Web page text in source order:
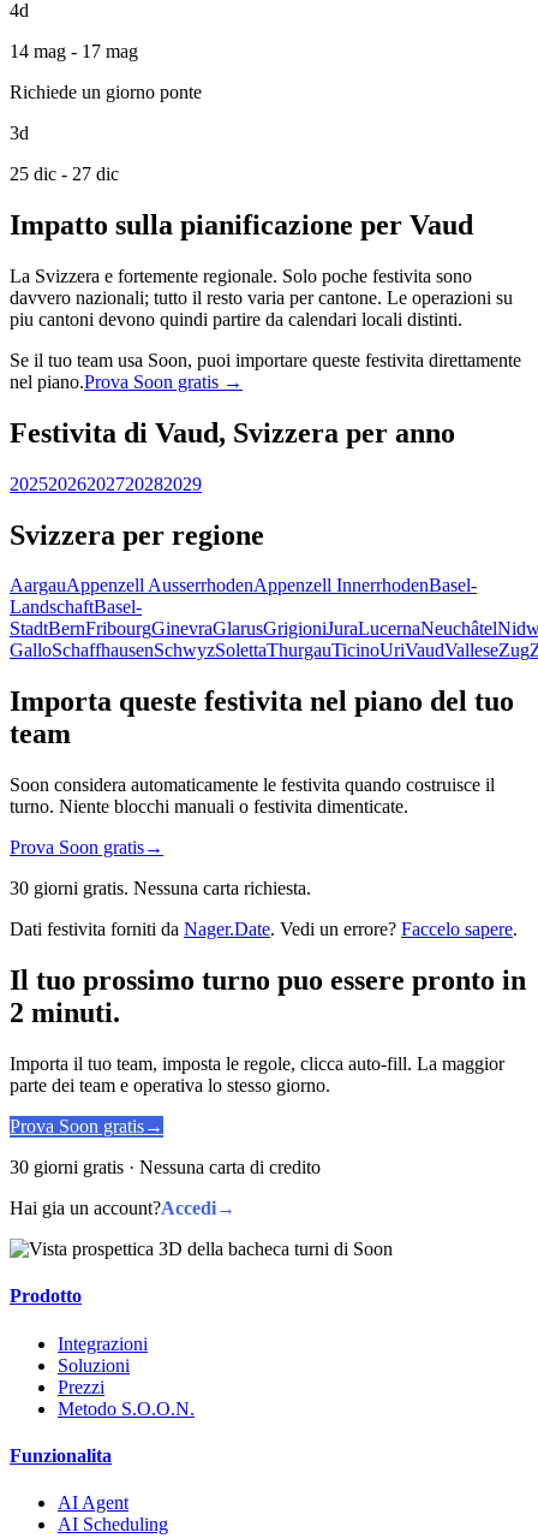
4d
14 mag - 17 mag
Richiede un giorno ponte
3d
25 dic - 27 dic
Impatto sulla pianificazione per Vaud
La Svizzera e fortemente regionale. Solo poche festivita sono
davvero nazionali; tutto il resto varia per cantone. Le operazioni su
piu cantoni devono quindi partire da calendari locali distinti.
Se il tuo team usa Soon, puoi importare queste festivita direttamente
nel piano.Prova Soon gratis →
Festivita di Vaud, Svizzera per anno
20252026202720282029
Svizzera per regione
AargauAppenzell AusserrhodenAppenzell InnerrhodenBasel-
LandschaftBasel-
StadtBernFribourgGinevraGlarusGrigioniJuraLucernaNeuchâtel
GalloSchaffhausenSchwyzSolettaThurgauTicinoUriVaudValleseZug
Importa queste festivita nel piano del tuo
team
Soon considera automaticamente le festivita quando costruisce il
turno. Niente blocchi manuali o festivita dimenticate.
Prova Soon gratis→
30 giorni gratis. Nessuna carta richiesta.
Dati festivita forniti da Nager.Date. Vedi un errore? Faccelo sapere.
Il tuo prossimo turno puo essere pronto in
2 minuti.
Importa il tuo team, imposta le regole, clicca auto-fill. La maggior
parte dei team e operativa lo stesso giorno.
Prova Soon gratis→
30 giorni gratis · Nessuna carta di credito
Hai gia un account?Accedi→
Prodotto
Integrazioni
Soluzioni
Prezzi
Metodo S.O.O.N.
Funzionalita
AI Agent
AI Scheduling